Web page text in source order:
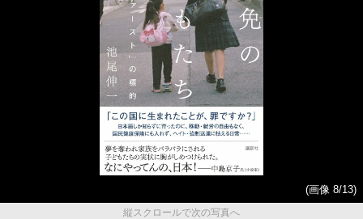
(画像 8/13)
縦スクロールで次の写真へ